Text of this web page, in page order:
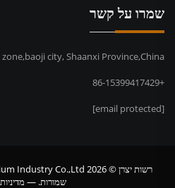
שמרו על קשר
city, Shaanxi Province,China
+86-15399417429
[email protected]
שמורות. —